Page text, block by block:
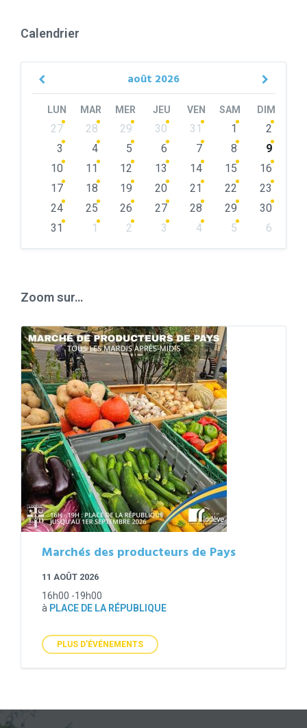
Calendrier
août 2026
Previous
LUN MAR MER JEU VEN SAM DIM
Skip
calendar
27 28 29 30 31 1
2
3
4 5 6 7 8
9
10
11 12 13 14 15
16
17
18 19 20 21 22
23
24
25 26 27 28 29
30
31
1 2 3 4 5
6
Zoom sur…
Marchés des producteurs de Pays
11 AOÛT 2026
16h00 -19h00
à PLACE DE LA RÉPUBLIQUE
PLUS D'ÉVÉNEMENTS